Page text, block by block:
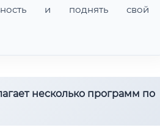
и поднять свой
несколько программ по